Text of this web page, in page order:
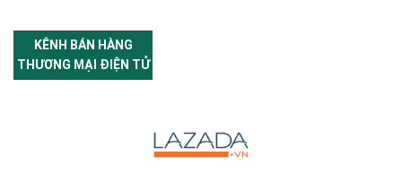
KÊNH BÁN HÀNG
THƯƠNG MẠI ĐIỆN TỬ